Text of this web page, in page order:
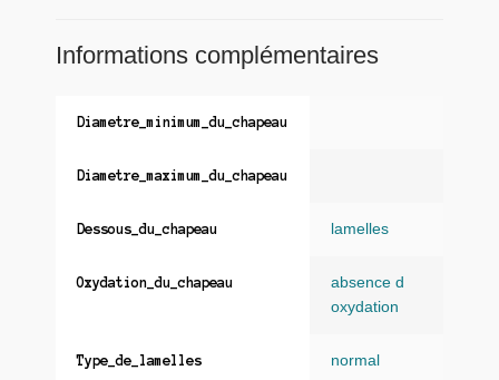
Informations complémentaires
Diametre_minimum_du_chapeau
Diametre_maximum_du_chapeau
Dessous_du_chapeau lamelles
Oxydation_du_chapeau
absence d
oxydation
Type_de_lamelles normal